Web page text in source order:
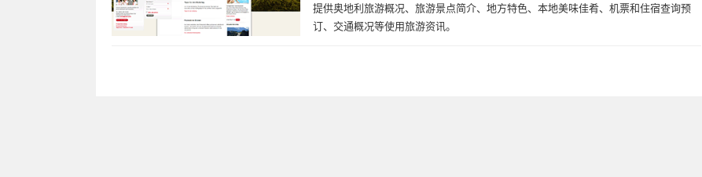
提供奥地利旅游概况、旅游景点简介、地方特色、本地美味佳肴、机票和住宿查询预
订、交通概况等使用旅游资讯。